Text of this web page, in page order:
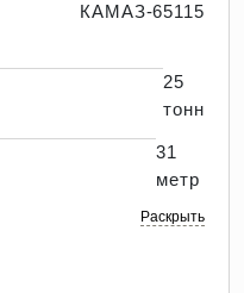
КАМАЗ-65115
25
тонн
31
метр
Раскрыть